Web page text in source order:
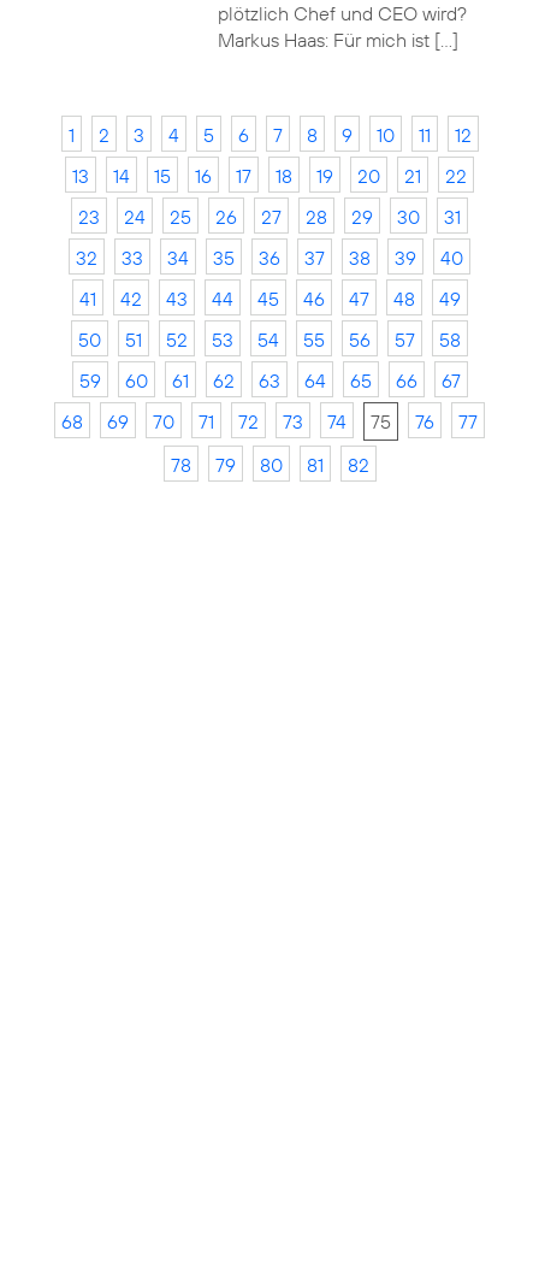
plötzlich Chef und CEO wird?
Markus Haas: Für mich ist […]
1 2 3 4 5 6 7 8 9 10 11
12
13
14 15 16 17 18 19 20 21
22
23
24 25 26 27 28 29 30
31
32
33 34 35 36 37 38 39
40
41
42 43 44 45 46 47 48
49
50
51 52 53 54 55 56 57
58
59
60 61 62 63 64 65 66
67
68
69 70 71 72 73 74 75 76
77
78
79 80 81 82